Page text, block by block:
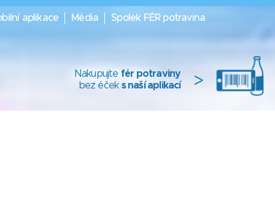
aplikace Média Spolek FÉR potravina
Nakupujte fér potraviny
bez éček s naší aplikací >